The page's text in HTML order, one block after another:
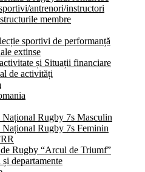
antrenori/instructori
membre
sportivi de performanță
extinse
și Situații financiare
de activități
Rugby 7s Masculin
Rugby 7s Feminin
Rugby “Arcul de Triumf”
departamente